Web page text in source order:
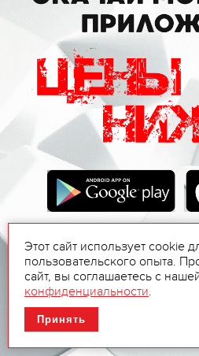
Этот сайт использует cookie
пользовательского опыта.
сайт, вы соглашаетесь с
конфиденциальности.
Принять